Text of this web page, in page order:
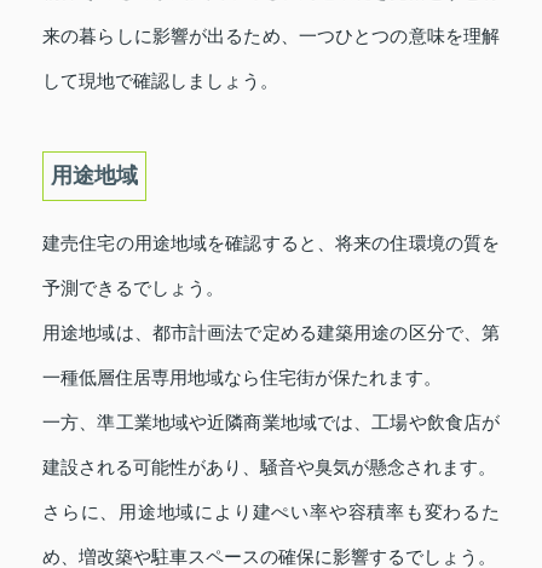
来の暮らしに影響が出るため、一つひとつの意味を理解
して現地で確認しましょう。
用途地域
建売住宅の用途地域を確認すると、将来の住環境の質を
予測できるでしょう。
用途地域は、都市計画法で定める建築用途の区分で、第
一種低層住居専用地域なら住宅街が保たれます。
一方、準工業地域や近隣商業地域では、工場や飲食店が
建設される可能性があり、騒音や臭気が懸念されます。
さらに、用途地域により建ぺい率や容積率も変わるた
め、増改築や駐車スペースの確保に影響するでしょう。